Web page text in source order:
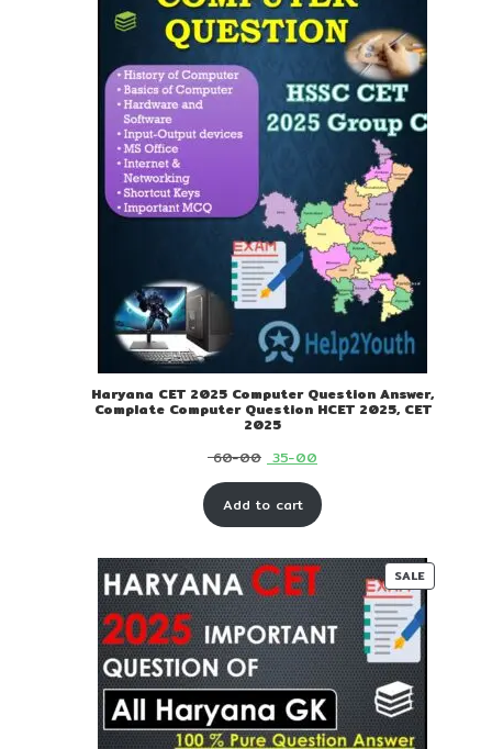
Haryana CET 2025 Computer Question Answer,
Complate Computer Question HCET 2025, CET
2025
60-00 Original
price
was:
00.
35-00Current
price
is:
00.
Add to cart
SALE
ON
SALE